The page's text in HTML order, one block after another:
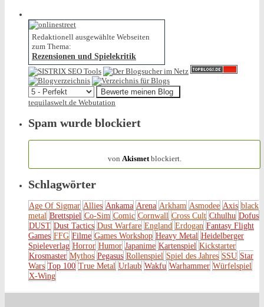
Redaktionell ausgewählte Webseiten
zum Thema:
Rezensionen und Spielekritik
tequilaswelt.de Webutation
Spam wurde blockiert
von Akismetblockiert.
Schlagwörter
Age Of Sigmar Allies Ankama Arena Arkham Asmodee Axis black
metal Brettspiel Co-Sim Comic Cornwall Cross Cult Cthulhu Dofus
DUST Dust Tactics Dust Warfare England Erdogan Fantasy Flight
Games FFG Filme Games Workshop Heavy Metal Heidelberger
Spieleverlag Horror Humor Japanime Kartenspiel Kickstarter
Krosmaster Mythos Pegasus Rollenspiel Spiel des Jahres SSU Star
Wars Top 100 True Metal Urlaub Wakfu Warhammer Würfelspiel
X-Wing